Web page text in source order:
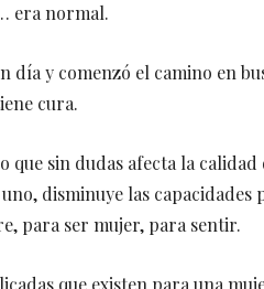
era normal.
día y comenzó el camino en
cura.
sin dudas afecta la calidad
disminuye las capacidades
para ser mujer, para sentir.
que existen para una